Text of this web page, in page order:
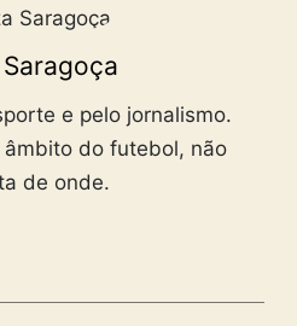
e pelo jornalismo.
do futebol, não
de onde.